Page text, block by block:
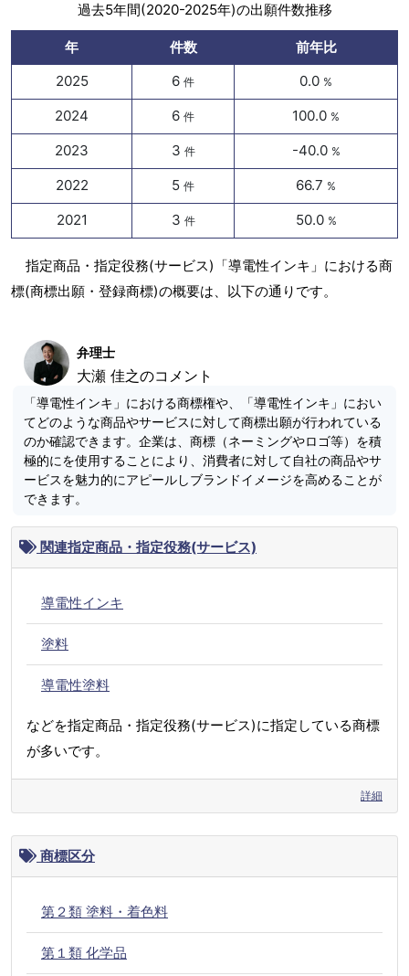
過去5年間(2020-2025年)の出願件数推移
年 件数
前年比
2025
6 件 0.0 %
2024 6 件 100.0 %
2023 3 件 -40.0 %
2022 5 件 66.7 %
2021 3 件 50.0 %
指定商品・指定役務(サービス)「導電性インキ」における商
標(商標出願・登録商標)の概要は、以下の通りです。
弁理士
大瀬 佳之のコメント
「導電性インキ」における商標権や、「導電性インキ」におい
てどのような商品やサービスに対して商標出願が行われている
のか確認できます。企業は、商標（ネーミングやロゴ等）を積
極的にを使用することにより、消費者に対して自社の商品やサ
ービスを魅力的にアピールしブランドイメージを高めることが
できます。
関連指定商品・指定役務(サービス)
導電性インキ
塗料
導電性塗料
などを指定商品・指定役務(サービス)に指定している商標
が多いです。
詳細
商標区分
第２類 塗料・着色料
第１類 化学品